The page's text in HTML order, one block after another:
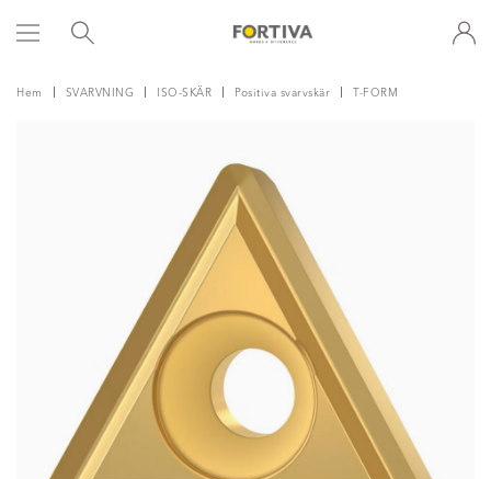
Hem SVARVNING ISO-SKÄR Positiva svarvskär T-FORM